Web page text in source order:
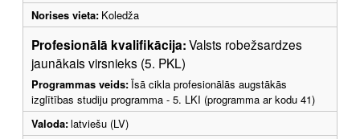
Norises vieta: Koledža
Profesionālā kvalifikācija:Valsts robežsardzes
jaunākais virsnieks (5. PKL)
Programmas veids:Īsā cikla profesionālās augstākās
izglītības studiju programma - 5. LKI (programma ar kodu 41)
Valoda:latviešu (LV)